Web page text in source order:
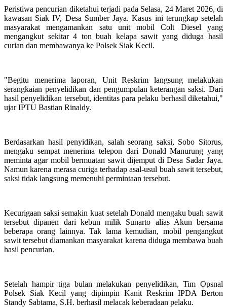
Peristiwa pencurian diketahui terjadi pada Selasa, 24 Maret 2026, di
kawasan Siak IV, Desa Sumber Jaya. Kasus ini terungkap setelah
masyarakat mengamankan satu unit mobil Colt Diesel yang
mengangkut sekitar 4 ton buah kelapa sawit yang diduga hasil
curian dan membawanya ke Polsek Siak Kecil.
"Begitu menerima laporan, Unit Reskrim langsung melakukan
serangkaian penyelidikan dan pengumpulan keterangan saksi. Dari
hasil penyelidikan tersebut, identitas para pelaku berhasil diketahui,"
ujar IPTU Bastian Rinaldy.
Berdasarkan hasil penyidikan, salah seorang saksi, Sobo Sitorus,
mengaku sempat menerima telepon dari Donald Manurung yang
meminta agar mobil bermuatan sawit dijemput di Desa Sadar Jaya.
Namun karena merasa curiga terhadap asal-usul buah sawit tersebut,
saksi tidak langsung memenuhi permintaan tersebut.
Kecurigaan saksi semakin kuat setelah Donald mengaku buah sawit
tersebut dipanen dari kebun milik Sunarto alias Akun bersama
beberapa orang lainnya. Tak lama kemudian, mobil pengangkut
sawit tersebut diamankan masyarakat karena diduga membawa buah
hasil pencurian.
Setelah hampir tiga bulan melakukan penyelidikan, Tim Opsnal
Polsek Siak Kecil yang dipimpin Kanit Reskrim IPDA Berton
Standy Sabtama, S.H. berhasil melacak keberadaan pelaku.